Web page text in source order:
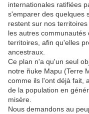
internationales ratifiées
s'emparer des quelques
restent sur nos
les autres
territoires, afin qu'elles
ancestraux.
Ce plan n'a qu'un seul
notre ñuke Mapu (Terre
comme ils l'ont déjà fait,
de la population en
misère.
Nous demandons au